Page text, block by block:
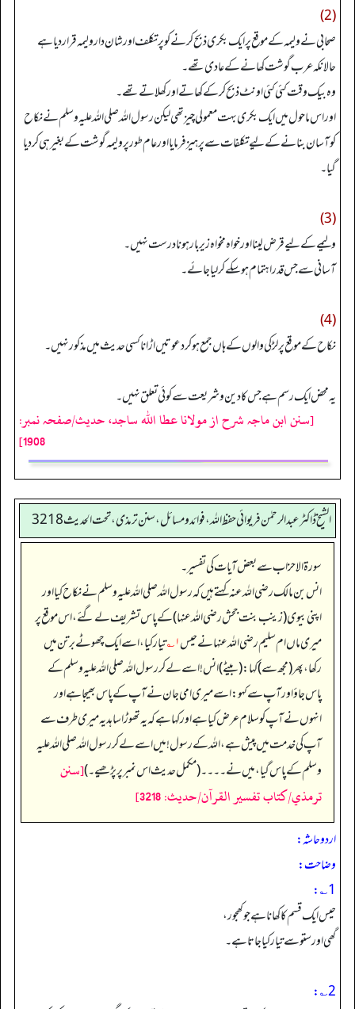
(2)
صحابی نے ولیمہ کے موقع پر ایک بکری ذبح کرنے کو پرتکلف اور شان دار ولیمہ قرار دیا ہے
حالانکہ عرب گوشت کھانے کے عادی تھے۔
وہ بیک وقت کئی کئی اونٹ ذبح کر کے کھاتے اور کھلاتے تھے۔
اور اس ماحول میں ایک بکری بہت معمولی چیز تھی لیکن رسول اللہ صلی اللہ علیہ وسلم نے نکاح
کو آسان بنانے کے لیے تکلفات سے پرہیز فرمایا اور عام طور پر ولیمہ گوشت کے بغیر ہی کردیا
گیا۔
(3)
ولیمے کے لیے قرض لینا اور خواہ مخواہ زیر بار ہونا درست نہیں۔
آسانی سے جس قدر اہتمام ہو سکے کرلیا جائے۔
(4)
نکاح کے موقع پر لڑکی والوں کے ہاں جمع ہو کر دعوتیں اڑانا کسی حدیث میں مذکور نہیں۔
یہ محض ایک رسم ہے جس کا دین و شریعت سے کوئی تعلق نہیں۔
[سنن ابن ماجہ شرح از مولانا عطا الله ساجد، حدیث/صفحہ نمبر:
1908]
الشیخ ڈاکٹر عبد الرحمٰن فریوائی حفظ اللہ، فوائد و مسائل، سنن ترمذی، تحت الحديث 3218
سورۃ الاحزاب سے بعض آیات کی تفسیر۔
انس بن مالک رضی الله عنہ کہتے ہیں کہ رسول اللہ صلی اللہ علیہ وسلم نے نکاح کیا اور
اپنی بیوی (زینب بنت جحش رضی الله عنہا) کے پاس تشریف لے گئے، اس موقع پر
میری ماں ام سلیم رضی الله عنہا نے حیس۱؎ تیار کیا، اسے ایک چھوٹے برتن میں
رکھا، پھر (مجھ سے) کہا: (بیٹے) انس! اسے لے کر رسول اللہ صلی اللہ علیہ وسلم کے
پاس جاؤ اور آپ سے کہو: اسے میری امی جان نے آپ کے پاس بھیجا ہے اور
انہوں نے آپ کو سلام عرض کیا ہے اور کہا ہے کہ یہ تھوڑا سا ہدیہ میری طرف سے
آپ کی خدمت میں پیش ہے، اللہ کے رسول! میں اسے لے کر رسول اللہ صلی اللہ علیہ
وسلم کے پاس گیا، میں نے۔۔۔۔ (مکمل حدیث اس نمبر پر پڑھیے۔)[سنن
ترمذي/كتاب تفسير القرآن/حدیث: 3218]
اردو حاشہ:
وضاحت:
1؎:
حیس ایک قسم کا کھانا ہے جو کھجور،
گھی اور ستو سے تیار کیا جاتا ہے۔
2؎: